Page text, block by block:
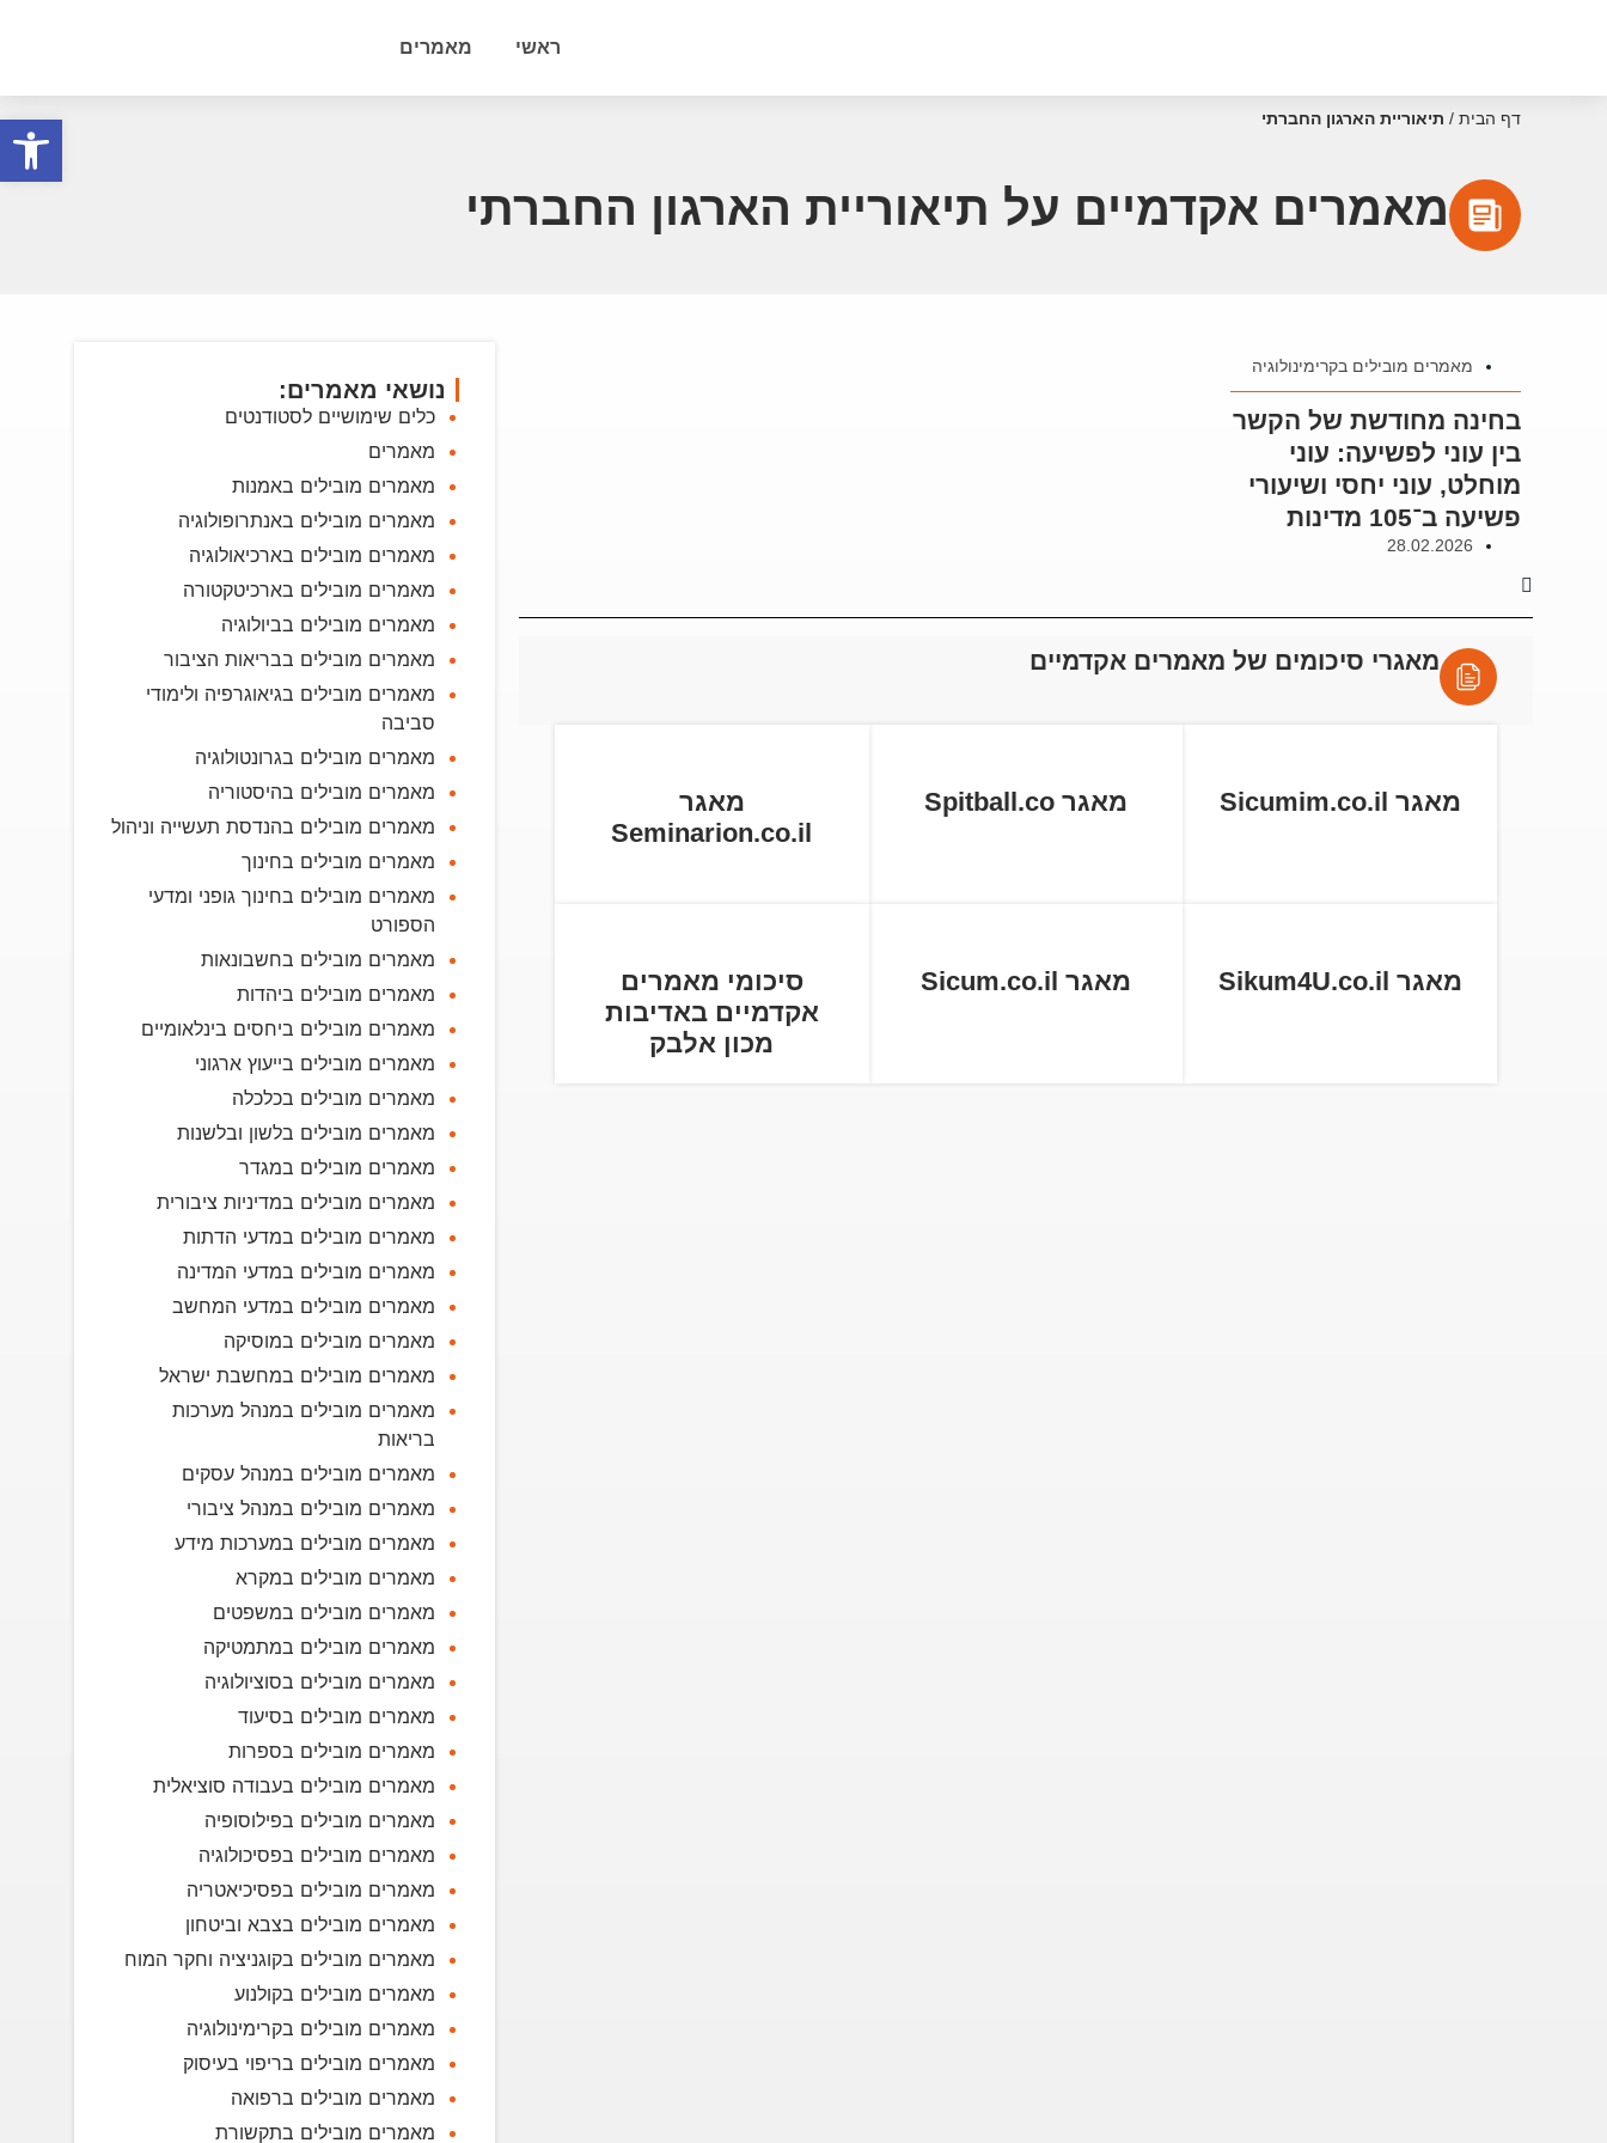
ראשי מאמרים
דף הבית / תיאוריית הארגון החברתי
מאמרים אקדמיים על תיאוריית הארגון החברתי
מאמרים מובילים בקרימינולוגיה
בחינה מחודשת של הקשר
בין עוני לפשיעה: עוני
מוחלט, עוני יחסי ושיעורי
פשיעה ב־105 מדינות
28.02.2026
מאגרי סיכומים של מאמרים אקדמיים
מאגר Sicumim.co.il מאגר Spitball.co
מאגר
Seminarion.co.il
מאגר Sikum4U.co.il מאגר Sicum.co.il
סיכומי מאמרים
אקדמיים באדיבות
מכון אלבק
נושאי מאמרים:
כלים שימושיים לסטודנטים
מאמרים
מאמרים מובילים באמנות
מאמרים מובילים באנתרופולוגיה
מאמרים מובילים בארכיאולוגיה
מאמרים מובילים בארכיטקטורה
מאמרים מובילים בביולוגיה
מאמרים מובילים בבריאות הציבור
מאמרים מובילים בגיאוגרפיה ולימודי
סביבה
מאמרים מובילים בגרונטולוגיה
מאמרים מובילים בהיסטוריה
מאמרים מובילים בהנדסת תעשייה וניהול
מאמרים מובילים בחינוך
מאמרים מובילים בחינוך גופני ומדעי
הספורט
מאמרים מובילים בחשבונאות
מאמרים מובילים ביהדות
מאמרים מובילים ביחסים בינלאומיים
מאמרים מובילים בייעוץ ארגוני
מאמרים מובילים בכלכלה
מאמרים מובילים בלשון ובלשנות
מאמרים מובילים במגדר
מאמרים מובילים במדיניות ציבורית
מאמרים מובילים במדעי הדתות
מאמרים מובילים במדעי המדינה
מאמרים מובילים במדעי המחשב
מאמרים מובילים במוסיקה
מאמרים מובילים במחשבת ישראל
מאמרים מובילים במנהל מערכות
בריאות
מאמרים מובילים במנהל עסקים
מאמרים מובילים במנהל ציבורי
מאמרים מובילים במערכות מידע
מאמרים מובילים במקרא
מאמרים מובילים במשפטים
מאמרים מובילים במתמטיקה
מאמרים מובילים בסוציולוגיה
מאמרים מובילים בסיעוד
מאמרים מובילים בספרות
מאמרים מובילים בעבודה סוציאלית
מאמרים מובילים בפילוסופיה
מאמרים מובילים בפסיכולוגיה
מאמרים מובילים בפסיכיאטריה
מאמרים מובילים בצבא וביטחון
מאמרים מובילים בקוגניציה וחקר המוח
מאמרים מובילים בקולנוע
מאמרים מובילים בקרימינולוגיה
מאמרים מובילים בריפוי בעיסוק
מאמרים מובילים ברפואה
מאמרים מובילים בתקשורת
פתח